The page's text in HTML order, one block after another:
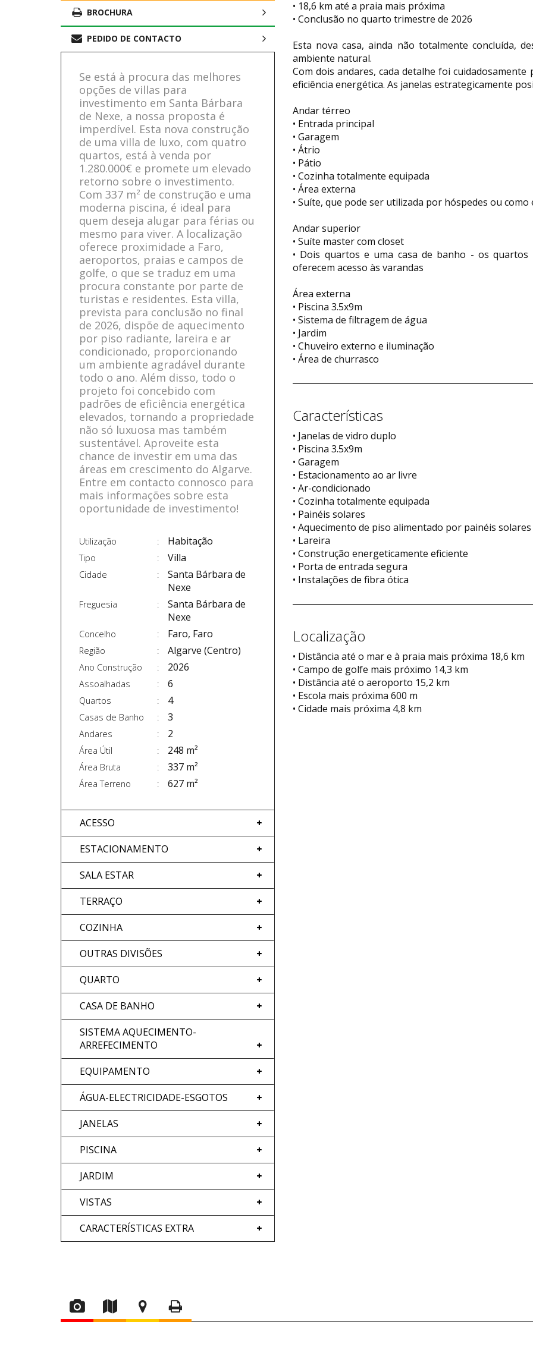
BROCHURA
PEDIDO DE CONTACTO
Se está à procura das melhores
opções de villas para
investimento em Santa Bárbara
de Nexe, a nossa proposta é
imperdível. Esta nova construção
de uma villa de luxo, com quatro
quartos, está à venda por
1.280.000€ e promete um elevado
retorno sobre o investimento.
Com 337 m² de construção e uma
moderna piscina, é ideal para
quem deseja alugar para férias ou
mesmo para viver. A localização
oferece proximidade a Faro,
aeroportos, praias e campos de
golfe, o que se traduz em uma
procura constante por parte de
turistas e residentes. Esta villa,
prevista para conclusão no final
de 2026, dispõe de aquecimento
por piso radiante, lareira e ar
condicionado, proporcionando
um ambiente agradável durante
todo o ano. Além disso, todo o
projeto foi concebido com
padrões de eficiência energética
elevados, tornando a propriedade
não só luxuosa mas também
sustentável. Aproveite esta
chance de investir em uma das
áreas em crescimento do Algarve.
Entre em contacto connosco para
mais informações sobre esta
oportunidade de investimento!
Utilização Habitação
Tipo Villa
Cidade
Santa Bárbara de
Nexe
Freguesia
Santa Bárbara de
Nexe
Concelho Faro, Faro
Região Algarve (Centro)
Ano Construção 2026
Assoalhadas 6
Quartos 4
Casas de Banho 3
Andares 2
Área Útil 248 m²
Área Bruta 337 m²
Área Terreno 627 m²
ACESSO
ESTACIONAMENTO
SALA ESTAR
TERRAÇO
COZINHA
OUTRAS DIVISÕES
QUARTO
CASA DE BANHO
SISTEMA AQUECIMENTO-
ARREFECIMENTO
EQUIPAMENTO
ÁGUA-ELECTRICIDADE-ESGOTOS
JANELAS
PISCINA
JARDIM
VISTAS
CARACTERÍSTICAS EXTRA
• 18,6 km até a praia mais próxima
• Conclusão no quarto trimestre de 2026
Esta nova casa, ainda não totalmente concluída,
ambiente natural.
Com dois andares, cada detalhe foi
eficiência energética. As janelas estrategicamente
Andar térreo
• Entrada principal
• Garagem
• Átrio
• Pátio
• Cozinha totalmente equipada
• Área externa
• Suíte, que pode ser utilizada por hóspedes ou
Andar superior
• Suíte master com closet
• Dois quartos e uma casa de banho - os
oferecem acesso às varandas
Área externa
• Piscina 3.5x9m
• Sistema de filtragem de água
• Jardim
• Chuveiro externo e iluminação
• Área de churrasco
Características
• Janelas de vidro duplo
• Piscina 3.5x9m
• Garagem
• Estacionamento ao ar livre
• Ar-condicionado
• Cozinha totalmente equipada
• Painéis solares
• Aquecimento de piso alimentado por painéis solares
• Lareira
• Construção energeticamente eficiente
• Porta de entrada segura
• Instalações de fibra ótica
Localização
• Distância até o mar e à praia mais próxima 18,6 km
• Campo de golfe mais próximo 14,3 km
• Distância até o aeroporto 15,2 km
• Escola mais próxima 600 m
• Cidade mais próxima 4,8 km